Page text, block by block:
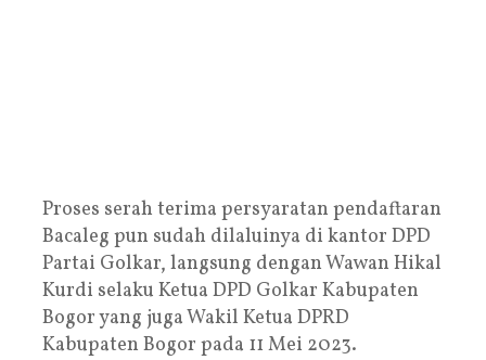
Proses serah terima persyaratan pendaftaran
Bacaleg pun sudah dilaluinya di kantor DPD
Partai Golkar, langsung dengan Wawan Hikal
Kurdi selaku Ketua DPD Golkar Kabupaten
Bogor yang juga Wakil Ketua DPRD
Kabupaten Bogor pada 11 Mei 2023.